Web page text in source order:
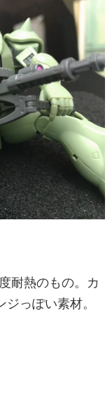
耐熱のもの。カ
っぽい素材。